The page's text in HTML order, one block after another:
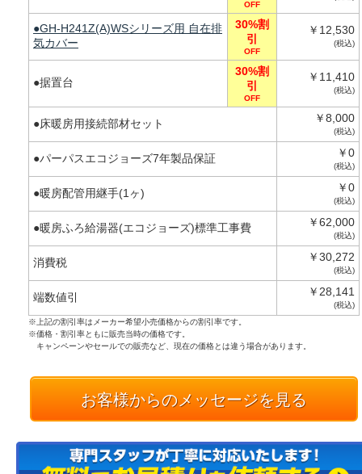
OFF
●GH-H241Z(A)WSシリーズ用 自在排
気カバー
30%割
引
OFF
￥12,530
(税込)
●据置台
30%割
引
OFF
￥11,410
(税込)
●床暖房用接続部材セット ￥8,000
(税込)
●パーパスエコジョーズ7年製品保証 ￥0
(税込)
●暖房配管用継手(1ヶ) ￥0
(税込)
●暖房ふろ給湯器(エコジョーズ)標準工事費 ￥62,000
(税込)
消費税 ￥30,272
(税込)
端数値引 ￥28,141
(税込)
※上記の割引率はメーカー希望小売価格からの割引率です。
※価格・割引率ともに販売当時の価格です。
キャンペーンやセールでの販売など、現在の価格とは違う場合があります。
お客様からのメッセージを見る